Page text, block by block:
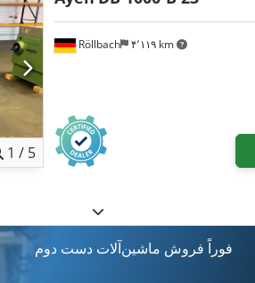
1 / 5
Röllbach ۴٬۱۱۹ km
فوراً فروش ماشین‌آلات دست دوم